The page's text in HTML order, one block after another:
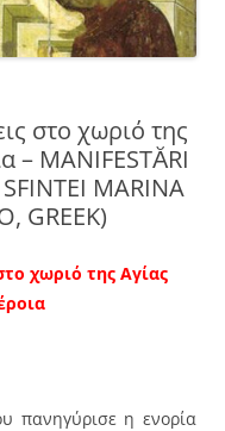
στο χωριό της
– MANIFESTĂRI
MARINA
GREEK)
χωριό της Αγίας
πανηγύρισε η ενορία